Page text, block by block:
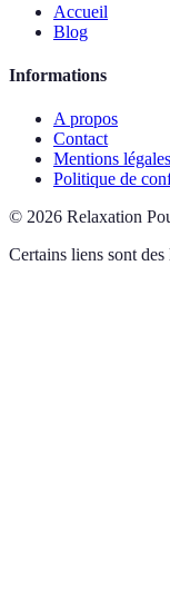
Accueil
Blog
Informations
A propos
Contact
Mentions légales
Politique de
© 2026 Relaxation
Certains liens sont